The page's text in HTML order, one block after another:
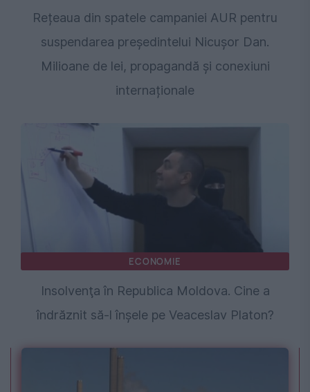
Rețeaua din spatele campaniei AUR pentru
suspendarea președintelui Nicușor Dan.
Milioane de lei, propagandă și conexiuni
internaționale
ECONOMIE
Insolvenţa în Republica Moldova. Cine a
îndrăznit să-l înşele pe Veaceslav Platon?